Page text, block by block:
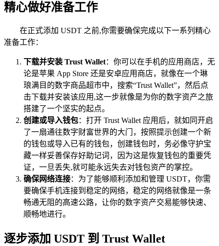
精心做好准备工作
在正式添加 USDT 之前,你需要确保完成以下一系列精心
准备工作：
下载并安装 Trust Wallet：你可以在手机的应用商店，无
论是苹果 App Store 还是安卓应用商店，就像在一个琳
琅满目的数字商品超市中，搜索“Trust Wallet”，然后点
击下载并安装该应用,这一步就像是为你的数字资产之旅
搭建了一个坚实的起点。
创建或导入钱包：打开 Trust Wallet 应用后，就如同开启
了一扇通往数字财富世界的大门，按照提示创建一个新
的钱包或导入已有的钱包，创建钱包时，务必像守护宝
藏一样妥善保存好助记词，因为这是恢复钱包的重要凭
证，一旦丢失,就可能永远失去对钱包资产的掌控。
确保网络连接：为了能够顺利添加和管理 USDT，你需
要确保手机连接到稳定的网络，稳定的网络就像是一条
畅通无阻的高速公路，让你的数字资产交易能够快速、
顺畅地进行。
逐步添加 USDT 到 Trust Wallet